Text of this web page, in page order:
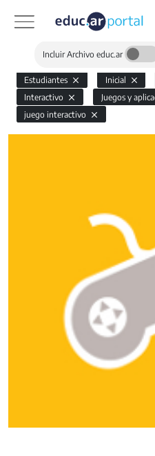
Incluir Archivo educ.ar
Estudiantes Inicial
Interactivo
Juegos y
juego interactivo